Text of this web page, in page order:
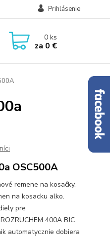
Prihlásenie
0ks
za 0 €
OSC500A
remene na kosačky.
na kosacku alko.
pre
400A BJC
automatycznie dobiera